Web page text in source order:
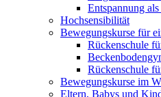
Entspannung
Hochsensibilität
Bewegungskurse für
Rückenschule
Rückenschule
Bewegungskurse im
Eltern, Babys und